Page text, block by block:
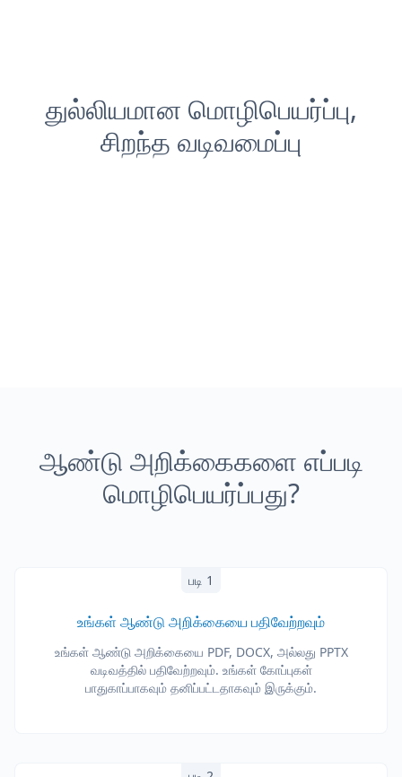
துல்லியமான மொழிபெயர்ப்பு,
சிறந்த வடிவமைப்பு
ஆண்டு அறிக்கைகளை எப்படி
மொழிபெயர்ப்பது?
படி 1
உங்கள் ஆண்டு அறிக்கையை பதிவேற்றவும்
உங்கள் ஆண்டு அறிக்கையை PDF, DOCX, அல்லது PPTX
வடிவத்தில் பதிவேற்றவும். உங்கள் கோப்புகள்
பாதுகாப்பாகவும் தனிப்பட்டதாகவும் இருக்கும்.